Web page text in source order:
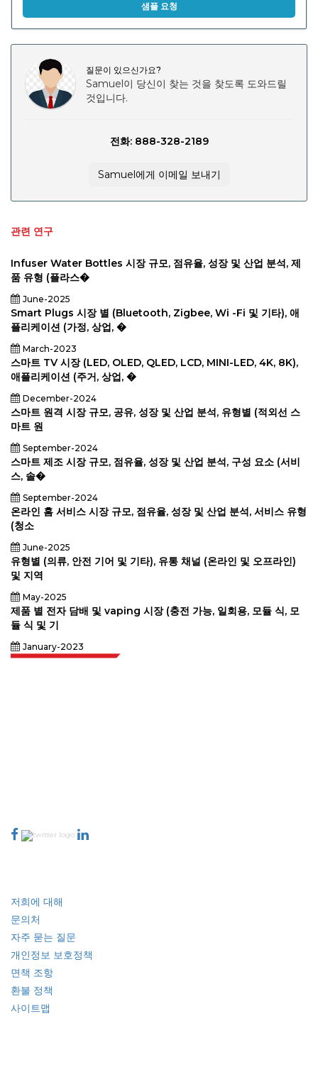
샘플 요청
질문이 있으신가요?
Samuel이 당신이 찾는 것을 찾도록 도와드릴
것입니다.
전화: 888-328-2189
Samuel에게 이메일 보내기
관련 연구
Infuser Water Bottles 시장 규모, 점유율, 성장 및 산업 분석, 제
품 유형 (플라스�
June-2025
Smart Plugs 시장 별 (Bluetooth, Zigbee, Wi -Fi 및 기타), 애
플리케이션 (가정, 상업, �
March-2023
스마트 TV 시장 (LED, OLED, QLED, LCD, MINI-LED, 4K, 8K),
애플리케이션 (주거, 상업, �
December-2024
스마트 원격 시장 규모, 공유, 성장 및 산업 분석, 유형별 (적외선 스
마트 원
September-2024
스마트 제조 시장 규모, 점유율, 성장 및 산업 분석, 구성 요소 (서비
스, 솔�
September-2024
온라인 홈 서비스 시장 규모, 점유율, 성장 및 산업 분석, 서비스 유형
(청소
June-2025
유형별 (의류, 안전 기어 및 기타), 유통 채널 (온라인 및 오프라인)
및 지역
May-2025
제품 별 전자 담배 및 vaping 시장 (충전 가능, 일회용, 모듈 식, 모
듈 식 및 기
January-2023
저희에 대해
문의처
자주 묻는 질문
개인정보 보호정책
면책 조항
환불 정책
사이트맵